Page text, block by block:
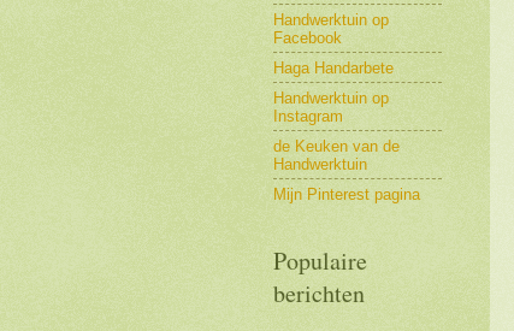
Handwerktuin op
Facebook
Haga Handarbete
Handwerktuin op
Instagram
de Keuken van de
Handwerktuin
Mijn Pinterest pagina
Populaire
berichten